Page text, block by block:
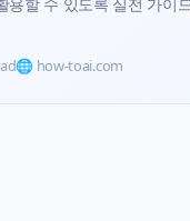
용할 수 있도록 실전 가이
🌐 how-toai.com